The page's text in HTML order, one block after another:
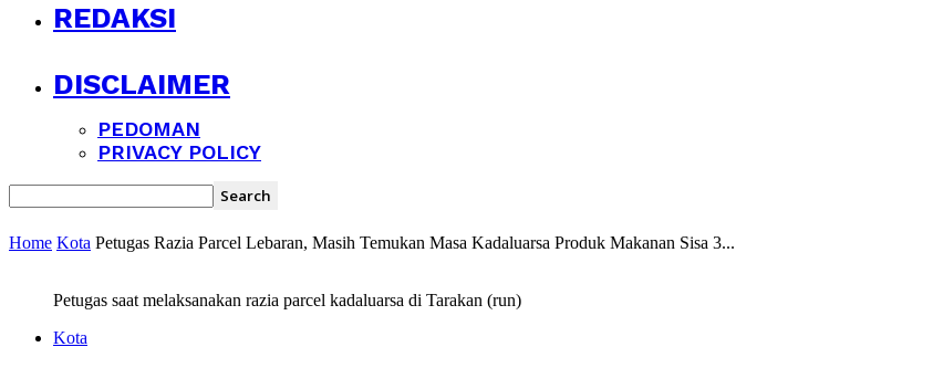
REDAKSI
DISCLAIMER
PEDOMAN
PRIVACY POLICY
Home Kota Petugas Razia Parcel Lebaran, Masih Temukan Masa Kadaluarsa Produk Makanan Sisa 3...
Petugas saat melaksanakan razia parcel kadaluarsa di Tarakan (run)
Kota